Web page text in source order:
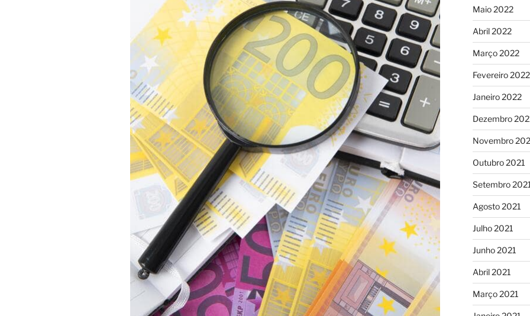
Maio 2022
Abril 2022
Março 2022
Fevereiro 2022
Janeiro 2022
Dezembro
Novembro
Outubro 2021
Setembro 2021
Agosto 2021
Julho 2021
Junho 2021
Abril 2021
Março 2021